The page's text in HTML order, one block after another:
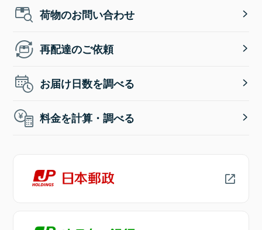
荷物のお問い合わせ
再配達のご依頼
お届け日数を調べる
料金を計算・調べる